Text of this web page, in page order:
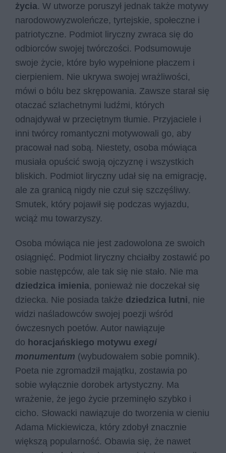
życia. W utworze poruszył jednak także motywy
narodowowyzwoleńcze, tyrtejskie, społeczne i
patriotyczne. Podmiot liryczny zwraca się do
odbiorców swojej twórczości. Podsumowuje
swoje życie, które było wypełnione płaczem i
cierpieniem. Nie ukrywa swojej wrażliwości,
mówi o bólu bez skrępowania. Zawsze starał się
otaczać szlachetnymi ludźmi, których
odnajdywał w przeciętnym tłumie. Przyjaciele i
inni twórcy romantyczni motywowali go, aby
pracował nad sobą. Niestety, osoba mówiąca
musiała opuścić swoją ojczyznę i wszystkich
bliskich. Podmiot liryczny udał się na emigrację,
ale za granicą nigdy nie czuł się szczęśliwy.
Smutek, który pojawił się podczas wyjazdu,
wciąż mu towarzyszy.
Osoba mówiąca nie jest zadowolona ze swoich
osiągnięć. Podmiot liryczny chciałby zostawić po
sobie następców, ale tak się nie stało. Nie ma
dziedzica imienia, ponieważ nie doczekał się
dziecka. Nie posiada także dziedzica lutni, nie
widzi naśladowców swojej poezji wśród
ówczesnych poetów. Autor nawiązuje
do horacjańskiego motywu exegi
monumentum (wybudowałem sobie pomnik).
Poeta nie zgromadził majątku, zostawia po
sobie wyłącznie dorobek artystyczny. Ma
wrażenie, że jego życie przeminęło szybko i
cicho. Słowacki nawiązuje do tworzenia w cieniu
Adama Mickiewicza, który zdobył znacznie
większą popularność. Obawia się, że nawet